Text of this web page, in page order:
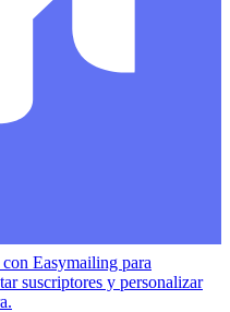
Easymailing para
suscriptores y personalizar